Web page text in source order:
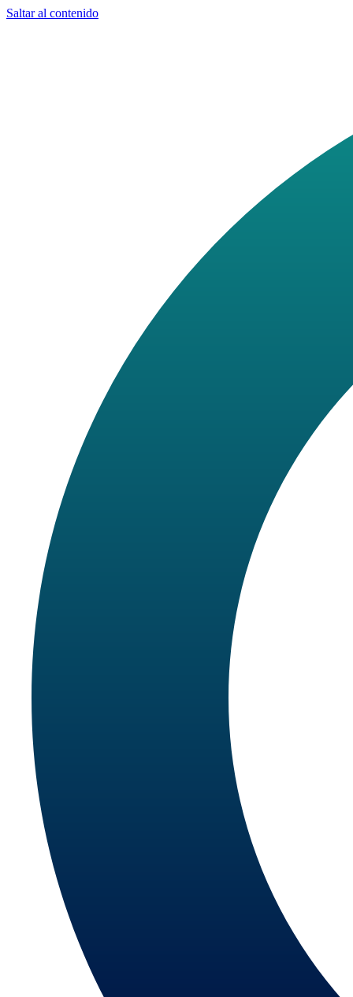
Saltar al contenido